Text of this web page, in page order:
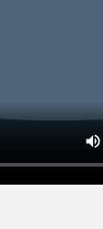
Vous
Augmentez